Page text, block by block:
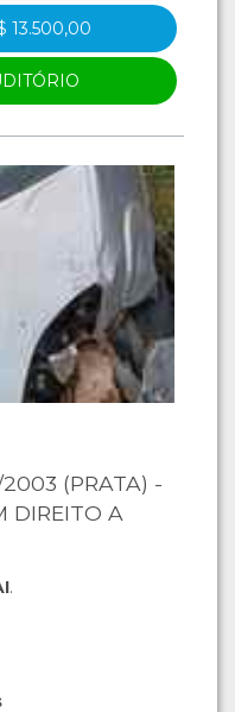
13.500,00
(PRATA) -
DIREITO A
.